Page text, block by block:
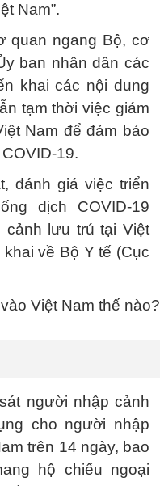
Nam”.
quan ngang Bộ, cơ
ban nhân dân các
khai các nội dung
tạm thời việc giám
Nam để đảm bảo
19.
đánh giá việc triển
dịch COVID-19
cảnh lưu trú tại Việt
về Bộ Y tế (Cục
người nhập cảnh
cho người nhập
trên 14 ngày, bao
hộ chiếu ngoại